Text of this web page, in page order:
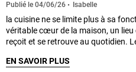
Publié le 04/06/26 Isabelle
la cuisine ne se limite plus à sa
véritable cœur de la maison, un lieu
reçoit et se retrouve au quotidien.
EN SAVOIR PLUS